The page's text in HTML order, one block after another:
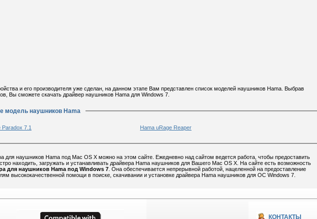
и его производителя уже сделан, на данном этапе Вам представлен список моделей наушников Hama. Выбрав
Вы сможете скачать драйвер наушников Hama для Windows 7.
модель наушников Hama
Paradox 7.1 Hama uRage Reaper
для наушников Hama под Mac OS X можно на этом сайте. Ежедневно над сайтом ведется работа, чтобы предоставить
находить, загружать и устанавливать драйвера Hama наушников для Вашего Mac OS X. На сайте есть возможность
для наушников Hama под Windows 7 . Она обеспечивается непрерывной работой, нацеленной на предоставление
высококачественной помощи в поиске, скачивании и установке драйвера Hama наушников для ОС Windows 7.
КОНТАКТЫ